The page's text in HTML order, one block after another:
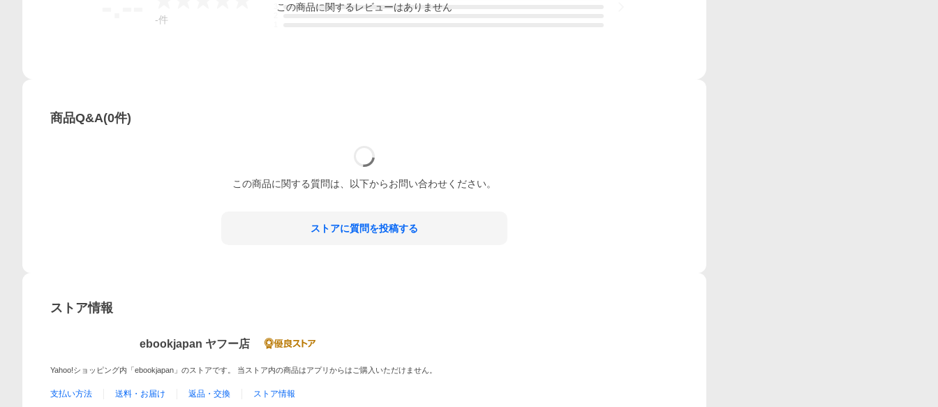
-件
この商品に関するレビューはありません
商品Q&A(0件)
この商品に関する質問は、以下からお問い合わせください。
ストアに質問を投稿する
ストア情報
ebookjapan ヤフー店
Yahoo!ショッピング内「ebookjapan」のストアです。 当ストア内の商品はアプリからはご購入いただけません。
支払い方法 送料・お届け 返品・交換 ストア情報